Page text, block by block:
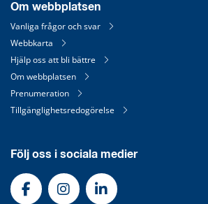
Om webbplatsen
Vanliga frågor och svar
Webbkarta
Hjälp oss att bli bättre
Om webbplatsen
Prenumeration
Tillgänglighetsredogörelse
Följ oss i sociala medier